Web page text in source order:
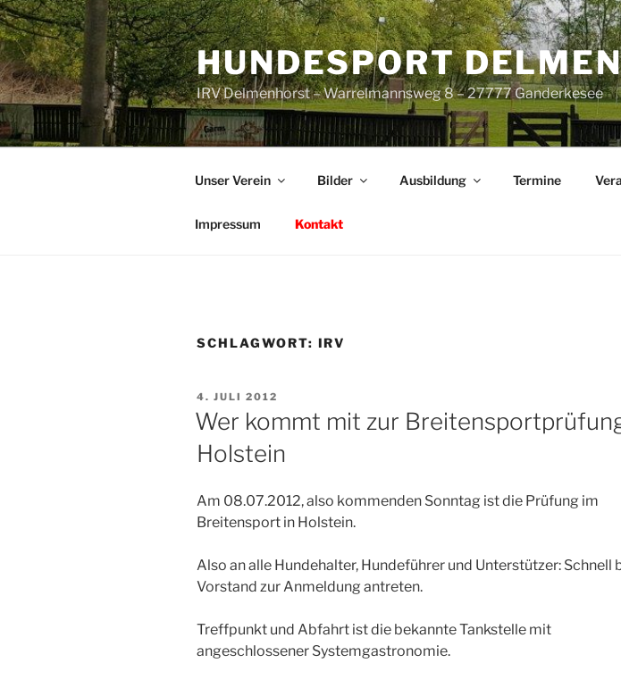
Zum
Inhalt
springen
HUNDESPORT
IRV Delmenhorst – Warrelmannsweg 8 – 27777 Ganderkesee
Unser Verein Bilder Ausbildung Termine
Impressum Kontakt
SCHLAGWORT: IRV
VERÖFFENTLICHT
AM
4. JULI 2012
Wer kommt mit zur
Holstein
Am 08.07.2012, also kommenden Sonntag ist die Prüfung im
Breitensport in Holstein.
Also an alle Hundehalter, Hundeführer und Unterstützer: Schnell
Vorstand zur Anmeldung antreten.
Treffpunkt und Abfahrt ist die bekannte Tankstelle mit
angeschlossener Systemgastronomie.